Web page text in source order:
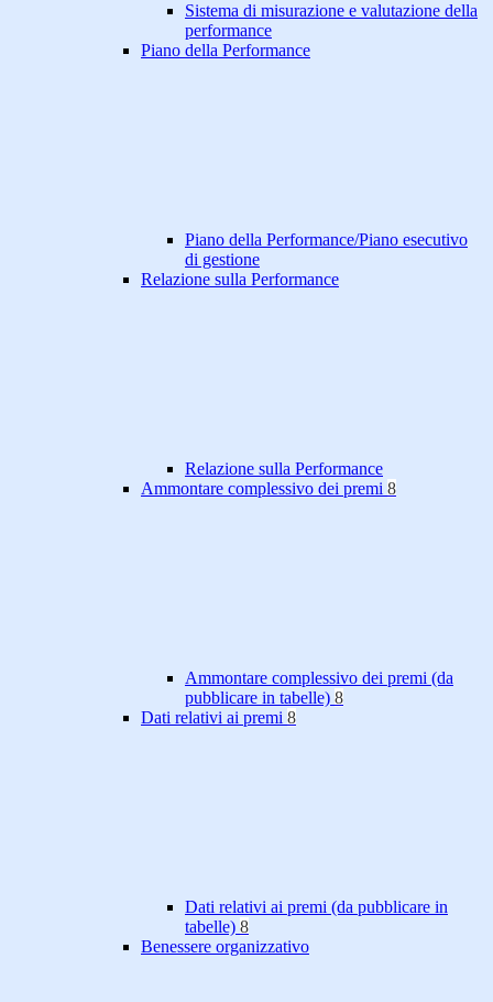
Sistema di misurazione e valutazione della
performance
Piano della Performance
Piano della Performance/Piano esecutivo
di gestione
Relazione sulla Performance
Relazione sulla Performance
Ammontare complessivo dei premi 8
Ammontare complessivo dei premi (da
pubblicare in tabelle) 8
Dati relativi ai premi 8
Dati relativi ai premi (da pubblicare in
tabelle) 8
Benessere organizzativo